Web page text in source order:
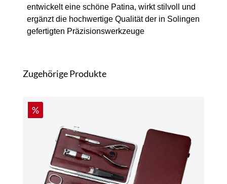
entwickelt eine schöne Patina, wirkt stilvoll und
ergänzt die hochwertige Qualität der in Solingen
gefertigten Präzisionswerkzeuge
Produktgalerie überspringen
Zugehörige Produkte
Rabatt
%